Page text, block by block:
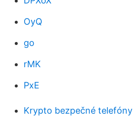
OyQ
go
rMK
PxE
Krypto bezpečné telefóny